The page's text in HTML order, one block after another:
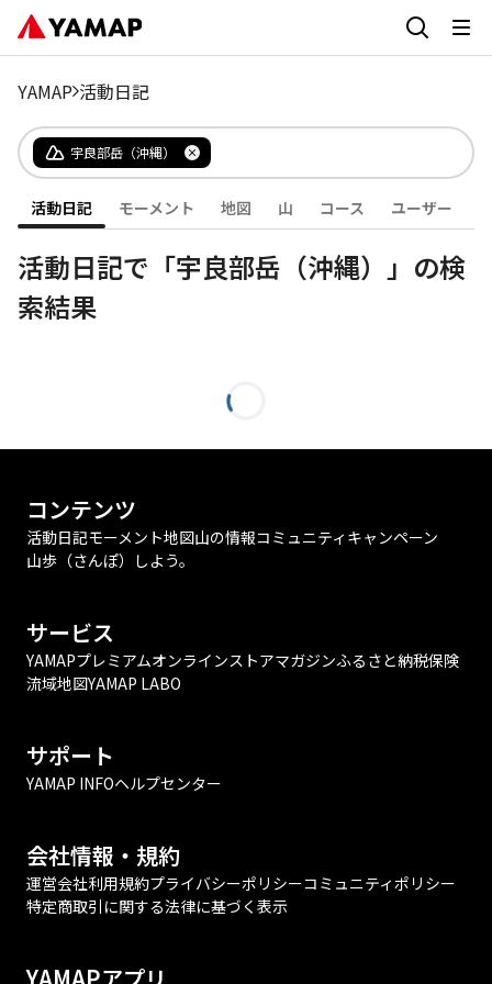
YAMAP 活動日記
宇良部岳（沖縄）
活動日記 モーメント 地図 山 コース ユーザー
活動日記で「宇良部岳（沖縄）」の検
索結果
コンテンツ
活動日記モーメント地図山の情報コミュニティ キャンペーン
山歩（さんぽ）しよう。
サービス
YAMAPプレミアムオンラインストアマガジンふるさと納税保険
流域地図YAMAP LABO
サポート
YAMAP INFOヘルプセンター
会社情報・規約
運営会社利用規約プライバシーポリシーコミュニティポリシー
特定商取引に関する法律に基づく表示